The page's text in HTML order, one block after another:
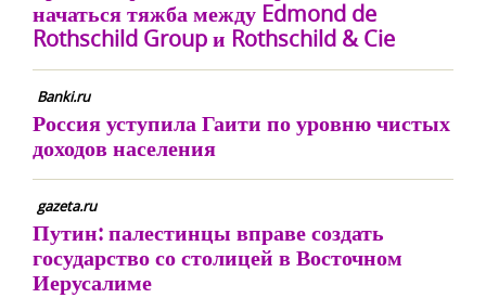
начаться тяжба между Edmond de
Rothschild Group и Rothschild & Cie
Banki.ru
Россия уступила Гаити по уровню чистых
доходов населения
gazeta.ru
Путин: палестинцы вправе создать
государство со столицей в Восточном
Иерусалиме